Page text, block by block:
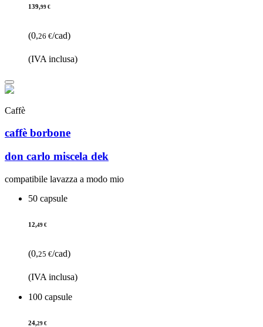
139,99 €
(0,26 €/cad)
(IVA inclusa)
Caffè
caffè borbone
don carlo miscela dek
compatibile lavazza a modo mio
50 capsule
12,49 €
(0,25 €/cad)
(IVA inclusa)
100 capsule
24,29 €